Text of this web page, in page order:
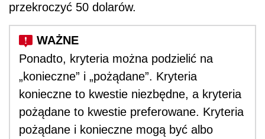
przekroczyć 50 dolarów.
Ponadto, kryteria można podzielić na
„konieczne” i „pożądane”. Kryteria
konieczne to kwestie niezbędne, a kryteria
pożądane to kwestie preferowane. Kryteria
pożądane i konieczne mogą być albo